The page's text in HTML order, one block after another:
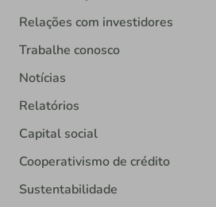
Relações com investidores
Trabalhe conosco
Notícias
Relatórios
Capital social
Cooperativismo de crédito
Sustentabilidade